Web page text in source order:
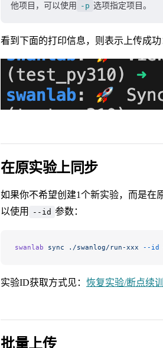
他项目，可以使用
-p 选项指定项目。
看到下面的打印信息，则表示上传成功
在原实验上同步
如果你不希望创建1个新实验，而是在
以使用
--id 参数：
swanlab sync ./swanlog/run-xxx --id
实验ID获取方式见： 恢复实验/断点续训
批量上传